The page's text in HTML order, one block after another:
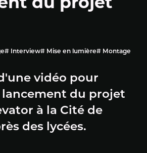
du projet
Interview Mise en lumière Montage
vidéo pour
lancement du projet
à la Cité de
des lycées.